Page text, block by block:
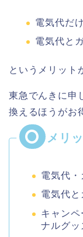
電気代だ
電気代と
というメリット
東急でんきに申
換えるほうがお
電気代・
電気代
キャン
ナルグッ